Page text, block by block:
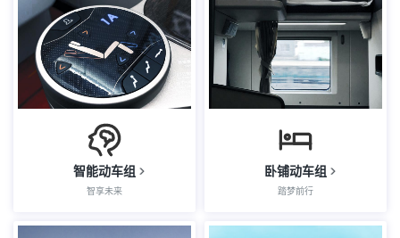
智能动车组
智享未来
卧铺动车组
踏梦前行